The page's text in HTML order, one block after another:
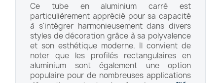
Ce tube en aluminium carré est
particulièrement apprécié pour sa capacité
à s'intégrer harmonieusement dans divers
styles de décoration grâce à sa polyvalence
et son esthétique moderne. Il convient de
noter que les profilés rectangulaires en
aluminium sont également une option
populaire pour de nombreuses applications